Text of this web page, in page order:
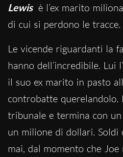
Lewis è l’ex marito
di cui si perdono le tracce.
Le vicende riguardanti la
hanno dell’incredibile. Lui
il suo ex marito in pasto
controbatte querelandolo.
tribunale e termina con
un milione di dollari. Soldi
mai, dal momento che Joe